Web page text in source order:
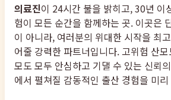
의료진이 24시간 불을 밝히고, 30년 이
험이 모든 순간을 함께하는 곳. 이곳은
이 아니라, 여러분의 위대한 시작을 최
어줄 강력한 파트너입니다. 고위험 산
모도 모두 안심하고 기댈 수 있는 신뢰
에서 펼쳐질 감동적인 출산 경험을 미